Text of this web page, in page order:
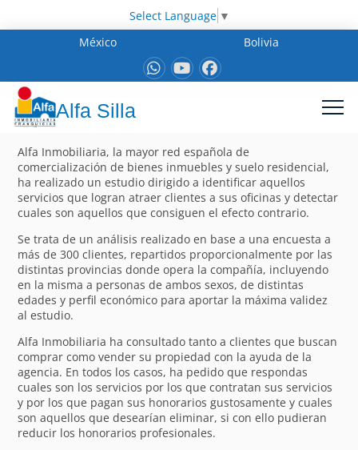
Select Language ▼
México
Bolivia
Alfa Silla
Alfa Inmobiliaria, la mayor red española de
comercialización de bienes inmuebles y suelo residencial,
ha realizado un estudio dirigido a identificar aquellos
servicios que logran atraer clientes a sus oficinas y detectar
cuales son aquellos que consiguen el efecto contrario.
Se trata de un análisis realizado en base a una encuesta a
más de 300 clientes, repartidos proporcionalmente por las
distintas provincias donde opera la compañía, incluyendo
en la misma a personas de ambos sexos, de distintas
edades y perfil económico para aportar la máxima validez
al estudio.
Alfa Inmobiliaria ha consultado tanto a clientes que buscan
comprar como vender su propiedad con la ayuda de la
agencia. En todos los casos, ha pedido que respondas
cuales son los servicios por los que contratan sus servicios
y por los que pagan sus honorarios gustosamente y cuales
son aquellos que desearían eliminar, si con ello pudieran
reducir los honorarios profesionales.